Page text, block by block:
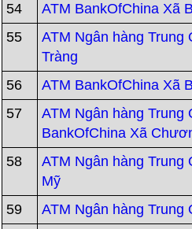
54 ATM BankOfChina Xã
55
ATM Ngân hàng Trung
Tràng
56 ATM BankOfChina Xã
57
ATM Ngân hàng Trung
BankOfChina Xã
58
ATM Ngân hàng Trung
Mỹ
59 ATM Ngân hàng Trung